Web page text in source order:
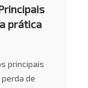
prática
principais
de